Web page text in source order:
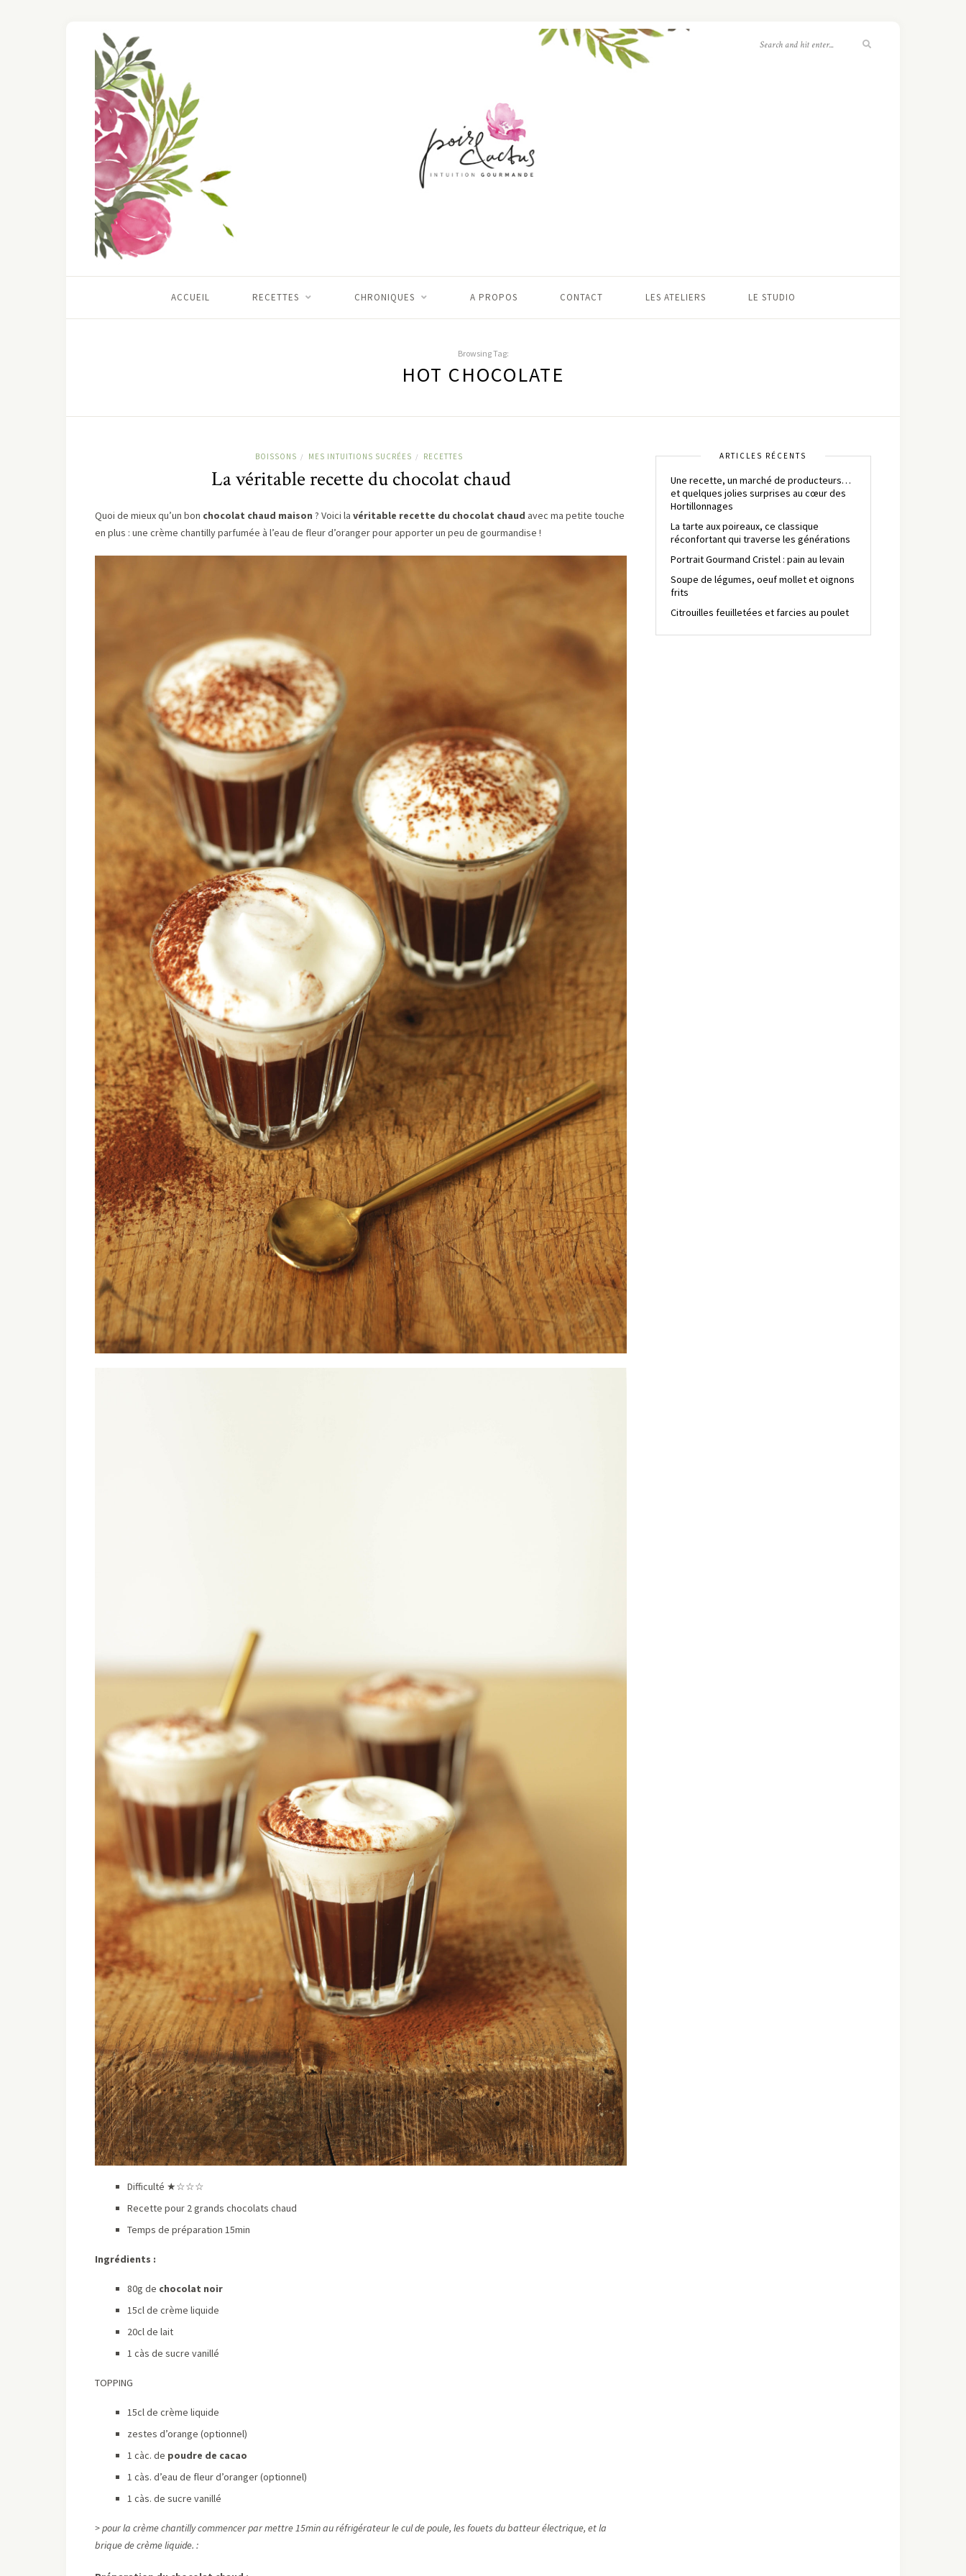
ACCUEIL RECETTES CHRONIQUES A PROPOS CONTACT LES ATELIERS LE STUDIO
Browsing Tag:
HOT CHOCOLATE
BOISSONS / MES INTUITIONS SUCRÉES / RECETTES
La véritable recette du chocolat chaud
Quoi de mieux qu’un bon chocolat chaud maison ? Voici la véritable recette du chocolat chaud avec ma petite touche
en plus : une crème chantilly parfumée à l’eau de fleur d’oranger pour apporter un peu de gourmandise !
Difficulté ★☆☆☆
Recette pour 2 grands chocolats chaud
Temps de préparation 15min
Ingrédients :
80g de chocolat noir
15cl de crème liquide
20cl de lait
1 càs de sucre vanillé
TOPPING
15cl de crème liquide
zestes d’orange (optionnel)
1 càc. de poudre de cacao
1 càs. d’eau de fleur d’oranger (optionnel)
1 càs. de sucre vanillé
> pour la crème chantilly commencer par mettre 15min au réfrigérateur le cul de poule, les fouets du batteur électrique, et la
brique de crème liquide. :
ARTICLES RÉCENTS
Une recette, un marché de producteurs…
et quelques jolies surprises au cœur des
Hortillonnages
La tarte aux poireaux, ce classique
réconfortant qui traverse les générations
Portrait Gourmand Cristel : pain au levain
Soupe de légumes, oeuf mollet et oignons
frits
Citrouilles feuilletées et farcies au poulet